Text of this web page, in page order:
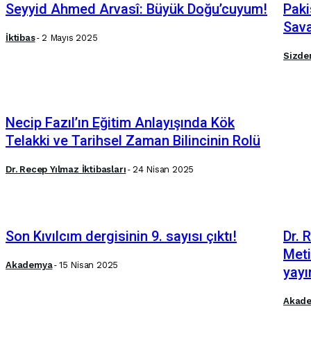
Seyyid Ahmed Arvasî: Büyük Doğu’cuyum!
İktibas- 2 Mayıs 2025
Necip Fazıl’ın Eğitim Anlayışında Kök
Telakki ve Tarihsel Zaman Bilincinin Rolü
Dr. Recep Yılmaz İktibasları - 24 Nisan 2025
Son Kıvılcım dergisinin 9. sayısı çıktı!
Akademya- 15 Nisan 2025
Dr.